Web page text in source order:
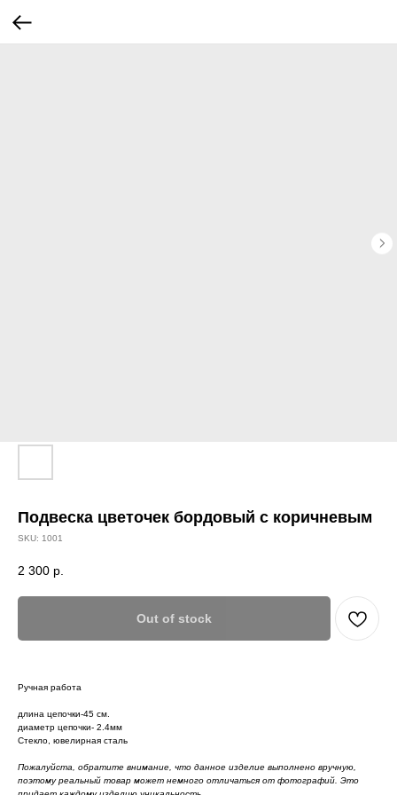
Подвеска цветочек бордовый с коричневым
SKU: 1001
2 300 р.
Out of stock
Ручная работа
длина цепочки-45 см.
диаметр цепочки- 2.4мм
Стекло, ювелирная сталь
Пожалуйста, обратите внимание, что данное изделие выполнено вручную,
поэтому реальный товар может немного отличаться от фотографий. Это